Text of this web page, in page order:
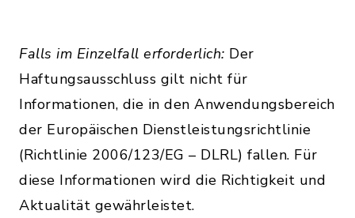
Falls im Einzelfall erforderlich: Der
Haftungsausschluss gilt nicht für
Informationen, die in den Anwendungsbereich
der Europäischen Dienstleistungsrichtlinie
(Richtlinie 2006/123/EG – DLRL) fallen. Für
diese Informationen wird die Richtigkeit und
Aktualität gewährleistet.